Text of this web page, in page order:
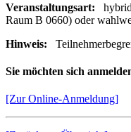
Veranstaltungsart:
Raum B 0660) oder
Hinweis:
Sie möchten sich
[Zur Online-Anmeldung]